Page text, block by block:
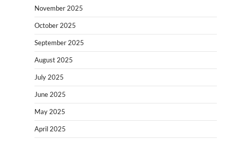
November 2025
October 2025
September 2025
August 2025
July 2025
June 2025
May 2025
April 2025